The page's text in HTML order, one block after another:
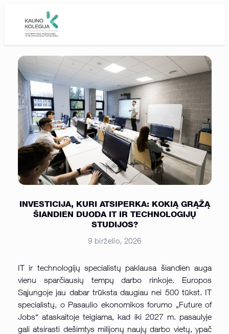
INVESTICIJA, KURI ATSIPERKA: KOKIĄ GRĄŽĄ
ŠIANDIEN DUODA IT IR TECHNOLOGIJŲ
STUDIJOS?
9 birželio, 2026
IT ir technologijų specialistų paklausa šiandien auga
vienu sparčiausių tempų darbo rinkoje. Europos
Sąjungoje jau dabar trūksta daugiau nei 500 tūkst. IT
specialistų, o Pasaulio ekonomikos forumo „Future of
Jobs“ ataskaitoje teigiama, kad iki 2027 m. pasaulyje
gali atsirasti dešimtys milijonų naujų darbo vietų, ypač